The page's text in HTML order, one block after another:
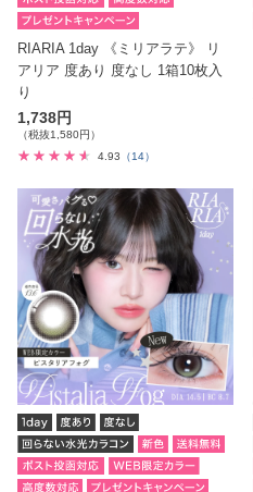
RIARIA 1day 《ミリアラテ》 リ
アリア 度あり 度なし 1箱10枚入
り
1,738円
（税抜1,580円）
4.93 （14）